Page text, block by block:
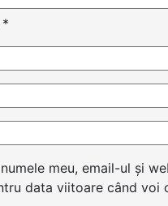
*
meu, email-ul și
data viitoare când voi